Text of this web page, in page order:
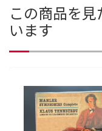
この商品を
います